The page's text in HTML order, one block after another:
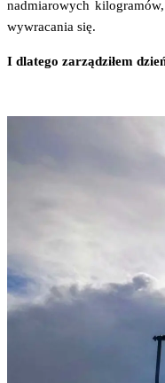
nad­mia­ro­wych
wywra­ca­nia się.
I dla­te­go zarzą­dzi­łem